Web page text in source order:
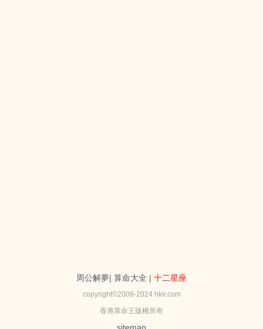
周公解夢| 算命大全 | 十二星座
copyright©2008-2024 hkir.com
香港算命王版權所有